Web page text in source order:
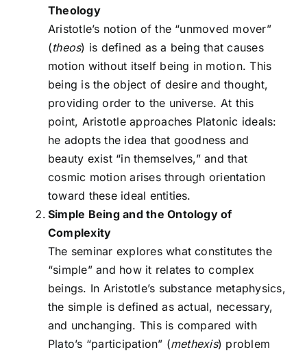
Theology
Aristotle’s notion of the “unmoved mover”
(theos) is defined as a being that causes
motion without itself being in motion. This
being is the object of desire and thought,
providing order to the universe. At this
point, Aristotle approaches Platonic ideals:
he adopts the idea that goodness and
beauty exist “in themselves,” and that
cosmic motion arises through orientation
toward these ideal entities.
Simple Being and the Ontology of
Complexity
The seminar explores what constitutes the
“simple” and how it relates to complex
beings. In Aristotle’s substance metaphysics,
the simple is defined as actual, necessary,
and unchanging. This is compared with
Plato’s “participation” (methexis) problem